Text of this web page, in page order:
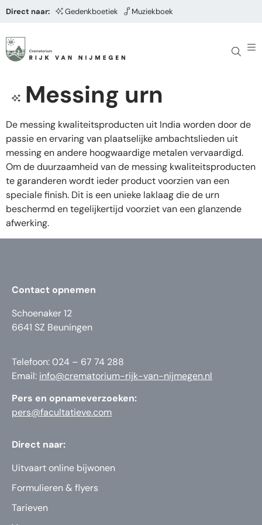
Direct naar: Gedenkboetiek Muziekboek
Messing urn
De messing kwaliteitsproducten uit India worden door de
passie en ervaring van plaatselijke ambachtslieden uit
messing en andere hoogwaardige metalen vervaardigd.
Om de duurzaamheid van de messing kwaliteitsproducten
te garanderen wordt ieder product voorzien van een
speciale finish. Dit is een unieke laklaag die de urn
beschermd en tegelijkertijd voorziet van een glanzende
afwerking.
Contact opnemen
Schoenaker 12
6641 SZ Beuningen
Telefoon: 024 – 67 74 288
Email: info@crematorium-rijk-van-nijmegen.nl
Pers en opnameverzoeken:
pers@facultatieve.com
Direct naar:
Uitvaart online bijwonen
Formulieren & flyers
Tarieven